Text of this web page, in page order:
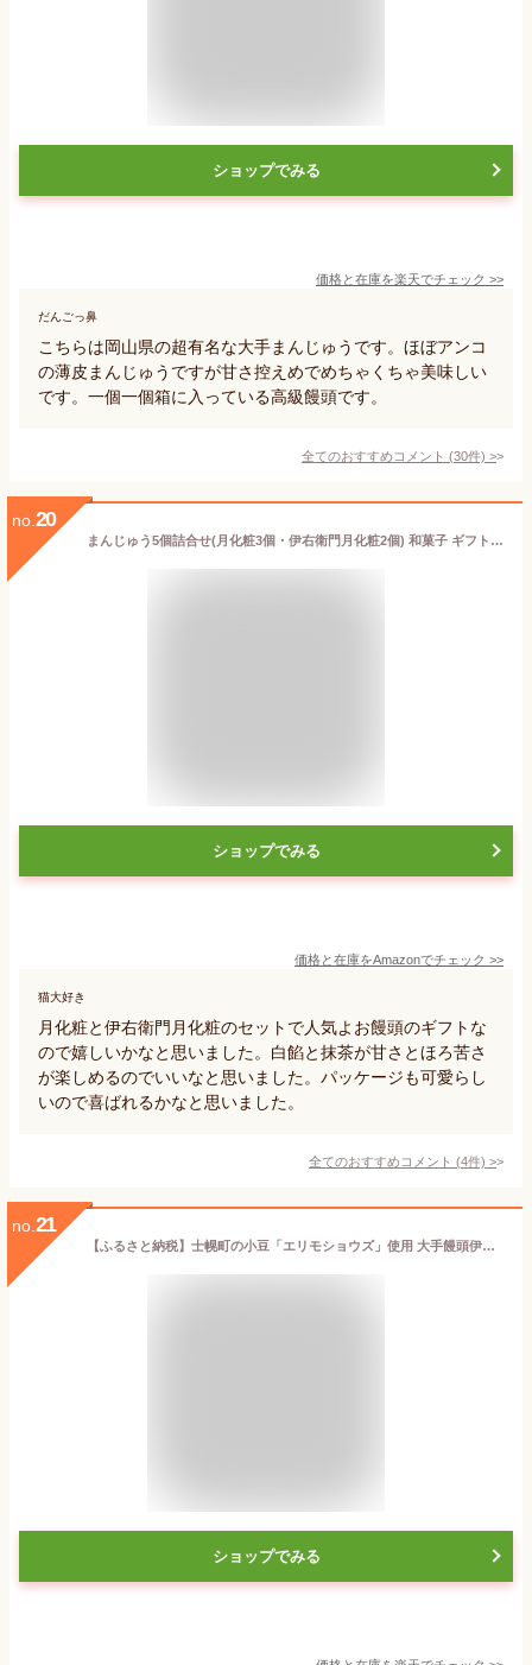
ショップでみる
価格と在庫を楽天でチェック >>
だんごっ鼻
こちらは岡山県の超有名な大手まんじゅうです。ほぼアンコ
の薄皮まんじゅうですが甘さ控えめでめちゃくちゃ美味しい
です。一個一個箱に入っている高級饅頭です。
全てのおすすめコメント (30件) >
no. 20
まんじゅう5個詰合せ(月化粧3個・伊右衛門月化粧2個) 和菓子 ギフト 人気 饅頭 餡 ギフト 詰め合わせ 個包装 大阪 お土産 お菓子 まんじゅう 和菓子 お取り寄せ
ショップでみる
価格と在庫をAmazonでチェック >>
猫大好き
月化粧と伊右衛門月化粧のセットで人気よお饅頭のギフトな
ので嬉しいかなと思いました。白餡と抹茶が甘さとほろ苦さ
が楽しめるのでいいなと思いました。パッケージも可愛らし
いので喜ばれるかなと思いました。
全てのおすすめコメント (4件) >
no. 21
【ふるさと納税】士幌町の小豆「エリモショウズ」使用 大手饅頭伊部屋の大手まんぢゅう10個入り まんじゅう 饅頭 北海道 北海道産 小豆 あずき 岡山 国産 デザート スイーツ 贈り物 ギフト おすすめ プチギフト ふるさと 詰合 詰め合わせ 乳製品 送料無料 十勝 士幌町 6000円
ショップでみる